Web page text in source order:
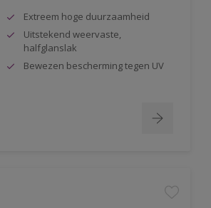
Extreem hoge duurzaamheid
Uitstekend weervaste,
halfglanslak
Bewezen bescherming tegen UV